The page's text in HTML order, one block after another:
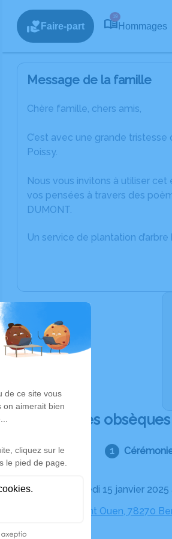
Faire-part
19
Hommages
Message de la famille
Chère famille, chers amis,
C’est avec une grande
Poissy.
Nous vous invitons à utiliser
vos pensées à travers des
DUMONT.
Un service de plantation
Déroulé des obsèques
Le mercredi 15 janvier
Église Saint Ouen, 78270